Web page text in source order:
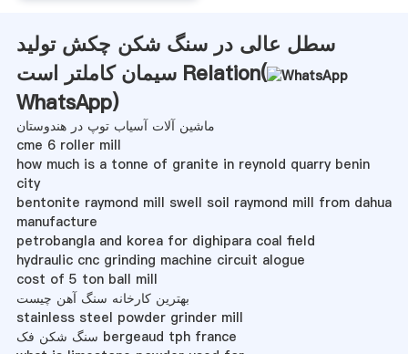
سطل عالی در سنگ شکن چکش تولید
سیمان کاملتر است Relation(
WhatsApp)
ماشین آلات آسیاب توپ در هندوستان
cme 6 roller mill
how much is a tonne of granite in reynold quarry benin
city
bentonite raymond mill swell soil raymond mill from dahua
manufacture
petrobangla and korea for dighipara coal field
hydraulic cnc grinding machine circuit alogue
cost of 5 ton ball mill
بهترین کارخانه سنگ آهن چیست
stainless steel powder grinder mill
سنگ شکن فک bergeaud tph france